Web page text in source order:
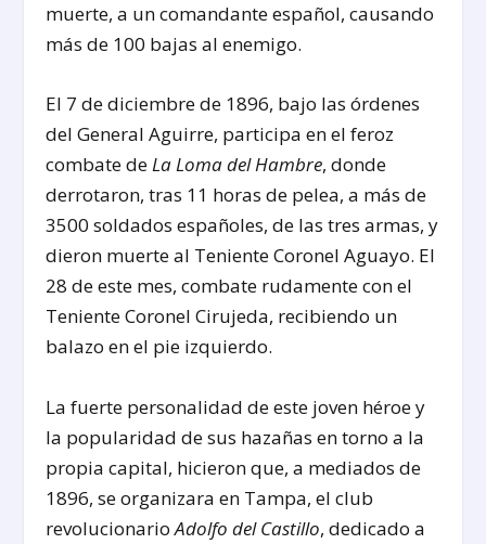
muerte, a un comandante español, causando
más de 100 bajas al enemigo.
El 7 de diciembre de 1896, bajo las órdenes
del General Aguirre, participa en el feroz
combate deLa Loma del Hambre, donde
derrotaron, tras 11 horas de pelea, a más de
3500 soldados españoles, de las tres armas, y
dieron muerte al Teniente Coronel Aguayo. El
28 de este mes, combate rudamente con el
Teniente Coronel Cirujeda, recibiendo un
balazo en el pie izquierdo.
La fuerte personalidad de este joven héroe y
la popularidad de sus hazañas en torno a la
propia capital, hicieron que, a mediados de
1896, se organizara en Tampa, el club
revolucionarioAdolfo del Castillo, dedicado a